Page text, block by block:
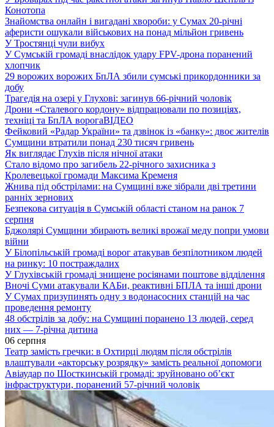
Конотопа
Знайомства онлайн і вигадані хвороби: у Сумах 20-річні
аферисти ошукали військових на понад мільйон гривень
У Тростянці чули вибух
У Сумській громаді внаслідок удару FPV-дрона поранений
хлопчик
29 ворожих ворожих БпЛА збили сумські прикордонники за
добу
Трагедія на озері у Глухові: загинув 66-річний чоловік
Дрони «Сталевого кордону» відпрацювали по позиціях,
техніці та БпЛА ворогаВІДЕО
Фейковий «Радар України» та дзвінок із «банку»: двоє жителів
Сумщини втратили понад 230 тисяч гривень
Як виглядає Глухів після нічної атаки
Стало відомо про загибель 22-річного захисника з
Кролевецької громади Максима Кременя
Жнива під обстрілами: на Сумщині вже зібрали дві третини
ранніх зернових
Безпекова ситуація в Сумській області станом на ранок 7
серпня
Бджолярі Сумщини збирають великі врожаї меду попри умови
війни
У Білопільській громаді ворог атакував безпілотником людей
на ринку: 10 постраждалих
У Глухівській громаді знищене росіянами поштове відділення
Вночі Суми атакували КАБи, реактивні БПЛА та інші дрони
У Сумах призупинять одну з водонасосних станцій на час
проведення ремонту
48 обстрілів за добу: на Сумщині поранено 13 людей, серед
них — 7-річна дитина
06 серпня
Театр замість гречки: в Охтирці людям після обстрілів
влаштували «акторську розрядку» замість реальної допомоги
Авіаудар по Шосткинській громаді: зруйновано об’єкт
інфраструктури, поранений 57-річний чоловік